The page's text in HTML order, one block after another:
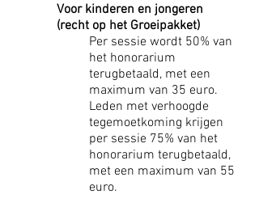
Voor kinderen en jongeren
(recht op het Groeipakket)
Per sessie wordt 50% van
het honorarium
terugbetaald, met een
maximum van 35 euro.
Leden met verhoogde
tegemoetkoming krijgen
per sessie 75% van het
honorarium terugbetaald,
met een maximum van 55
euro.